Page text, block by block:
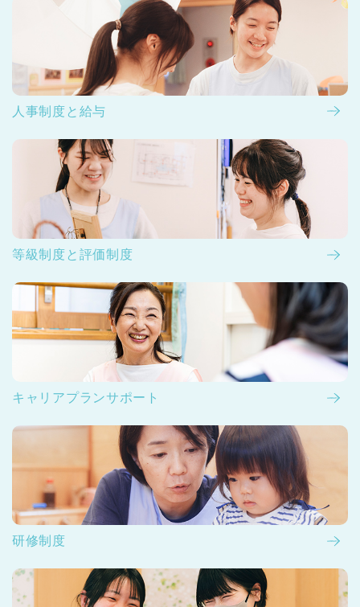
人事制度と給与
等級制度と評価制度
キャリアプランサポート
研修制度